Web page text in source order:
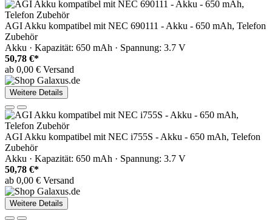
AGI Akku kompatibel mit NEC 690111 - Akku - 650 mAh, Telefon
Zubehör
Akku · Kapazität: 650 mAh · Spannung: 3.7 V
50,78 €*
ab 0,00 € Versand
Weitere Details
AGI Akku kompatibel mit NEC i755S - Akku - 650 mAh, Telefon
Zubehör
Akku · Kapazität: 650 mAh · Spannung: 3.7 V
50,78 €*
ab 0,00 € Versand
Weitere Details